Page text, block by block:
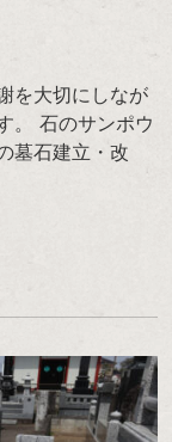
を大切にしなが
。 石のサンポウ
墓石建立・改